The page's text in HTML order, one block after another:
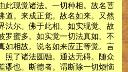
此现觉诸法。一切种相。故名菩
道。来成正觉。故名如来。又然
法尔。佛于此相。如实现觉。故
罗蜜多。如实觉一切法真如。不
如相故。说名如来应正等觉。言
照了诸法圆融。通达无碍。随众
谬也。断德者。谓断除一切烦恼